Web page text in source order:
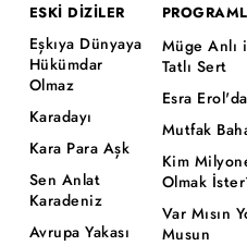
ESKİ DİZİLER
Eşkıya Dünyaya
Hükümdar
Olmaz
Karadayı
Kara Para Aşk
Sen Anlat
Karadeniz
Avrupa Yakası
Müge Anlı
Tatlı Sert
Esra Erol'da
Mutfak
Kim
Olmak
Var Mısın
Musun